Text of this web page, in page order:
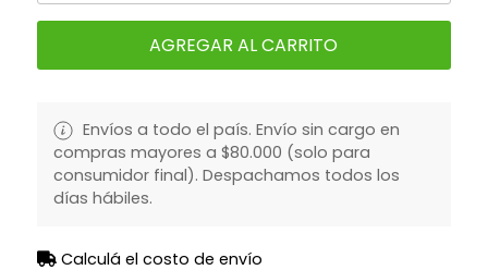
AGREGAR AL CARRITO
Envíos a todo el país. Envío sin cargo en
compras mayores a $80.000 (solo para
consumidor final). Despachamos todos los
días hábiles.
Calculá el costo de envío